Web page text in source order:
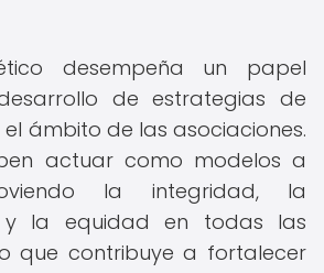
desempeña un papel
de estrategias de
ámbito de las asociaciones.
actuar como modelos a
la integridad, la
y la equidad en todas las
que contribuye a fortalecer